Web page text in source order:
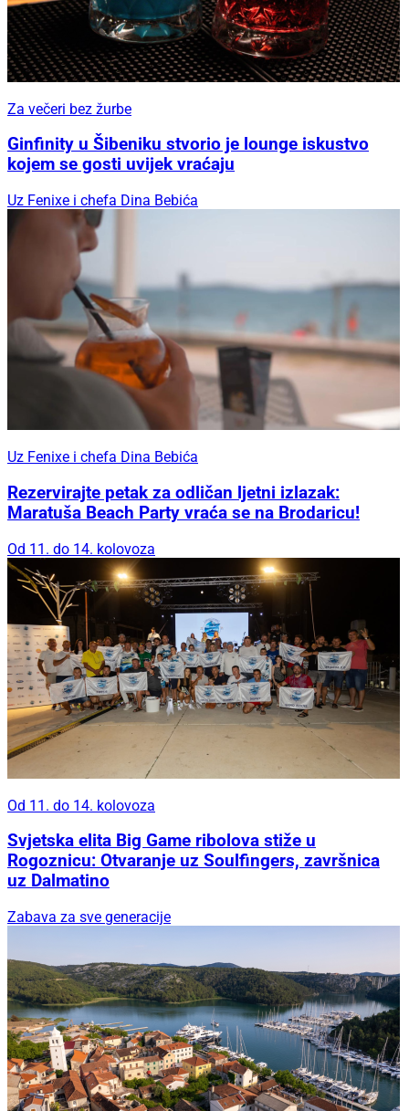
Za večeri bez žurbe
Ginfinity u Šibeniku stvorio je lounge iskustvo
kojem se gosti uvijek vraćaju
Uz Fenixe i chefa Dina Bebića
Uz Fenixe i chefa Dina Bebića
Rezervirajte petak za odličan ljetni izlazak:
Maratuša Beach Party vraća se na Brodaricu!
Od 11. do 14. kolovoza
Od 11. do 14. kolovoza
Svjetska elita Big Game ribolova stiže u
Rogoznicu: Otvaranje uz Soulfingers, završnica
uz Dalmatino
Zabava za sve generacije